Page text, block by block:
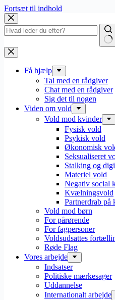
Fortsæt til indhold
Få hjælp
Tal med en rådgiver
Chat med en rådgiver
Sig det til nogen
Viden om vold
Vold mod kvinder
Fysisk vold
Psykisk vold
Økonomisk
Seksualiseret
Stalking og
Materiel vold
Negativ social
Kvælningsvold
Partnerdrab på
Vold mod børn
For pårørende
For fagpersoner
Voldsudsattes
Røde Flag
Vores arbejde
Indsatser
Politiske mærkesager
Uddannelse
Internationalt arbejde